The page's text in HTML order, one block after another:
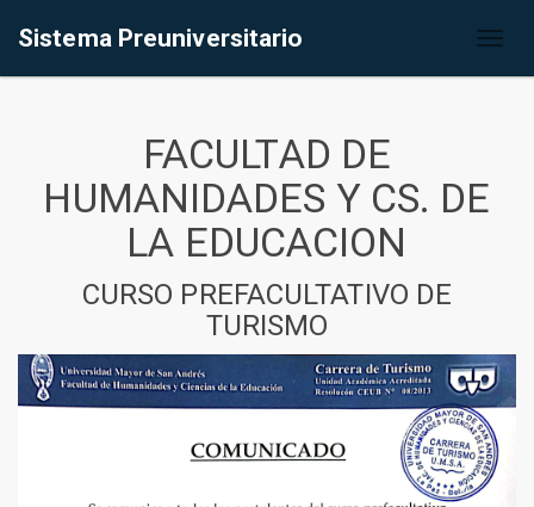
Sistema Preuniversitario
FACULTAD DE
HUMANIDADES Y CS. DE
LA EDUCACION
CURSO PREFACULTATIVO DE
TURISMO